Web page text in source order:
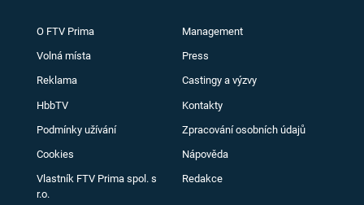
O FTV Prima Management
Volná místa Press
Reklama Castingy a výzvy
HbbTV Kontakty
Podmínky užívání Zpracování osobních údajů
Cookies Nápověda
Vlastník FTV Prima spol. s
r.o.
Redakce